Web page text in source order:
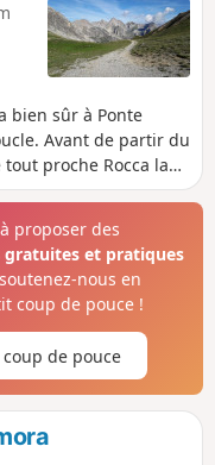
bien sûr à Ponte
Avant de partir du
proche Rocca la
vous offrira
proposer des
et pratiques
nous en
coup de pouce !
de pouce